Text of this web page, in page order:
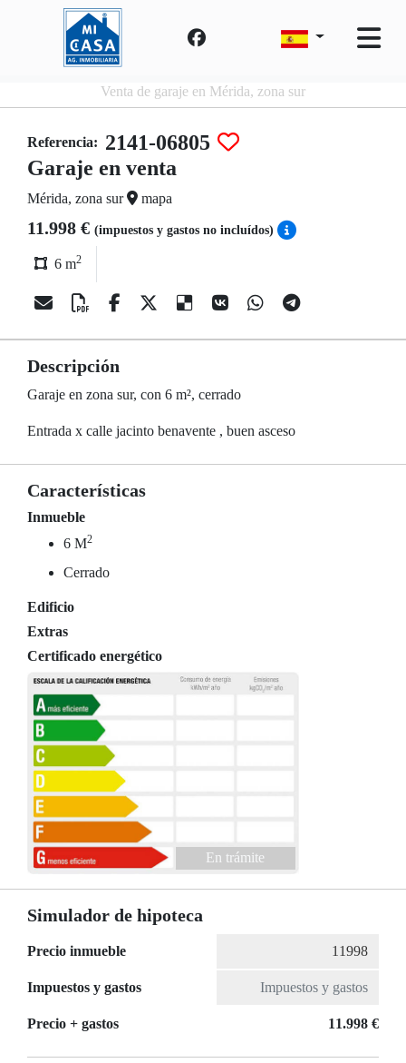
Venta de garaje en Mérida, zona sur
Referencia: 2141-06805
Garaje en venta
Mérida, zona sur mapa
11.998 € (impuestos y gastos no incluídos)
6 m2
Descripción
Garaje en zona sur, con 6 m², cerrado
Entrada x calle jacinto benavente , buen asceso
Características
Inmueble
6 M2
Cerrado
Edificio
Extras
Certificado energético
En trámite
Simulador de hipoteca
Precio inmueble
Impuestos y gastos
Precio + gastos 11.998 €